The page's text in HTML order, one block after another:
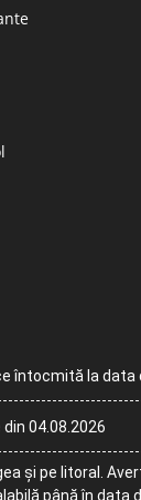
întocmită la data
04.08.2026
și pe litoral.
până în data